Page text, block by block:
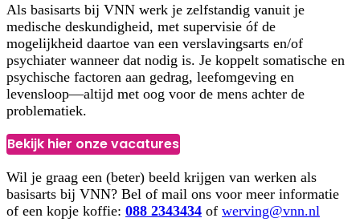
Als basisarts bij VNN werk je zelfstandig vanuit je
medische deskundigheid, met supervisie óf de
mogelijkheid daartoe van een verslavingsarts en/of
psychiater wanneer dat nodig is. Je koppelt somatische en
psychische factoren aan gedrag, leefomgeving en
levensloop—altijd met oog voor de mens achter de
problematiek.
Bekijk hier onze vacatures
Wil je graag een (beter) beeld krijgen van werken als
basisarts bij VNN? Bel of mail ons voor meer informatie
of een kopje koffie: 088 2343434 of werving@vnn.nl